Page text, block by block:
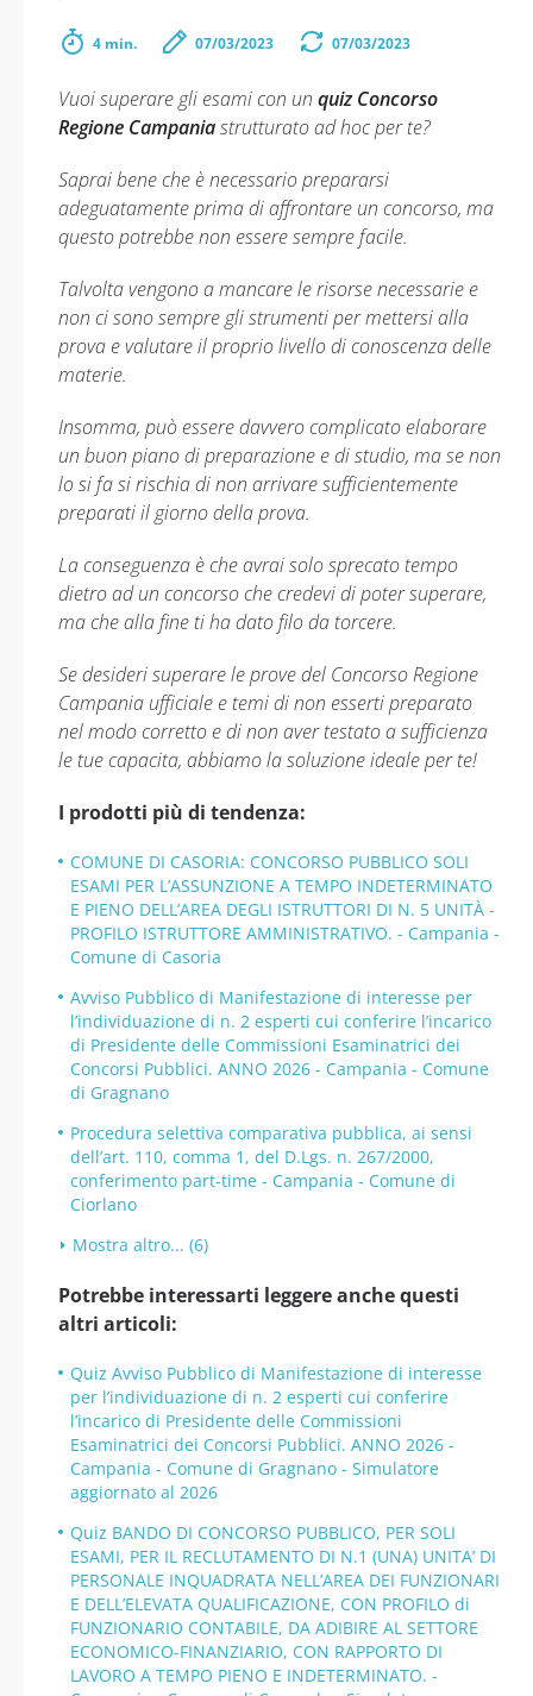
4 min. 07/03/2023 07/03/2023
Vuoi superare gli esami con un quiz Concorso
Regione Campaniastrutturato ad hoc per te?
Saprai bene che è necessario prepararsi
adeguatamente prima di affrontare un concorso, ma
questo potrebbe non essere sempre facile.
Talvolta vengono a mancare le risorse necessarie e
non ci sono sempre gli strumenti per mettersi alla
prova e valutare il proprio livello di conoscenza delle
materie.
Insomma, può essere davvero complicato elaborare
un buon piano di preparazione e di studio, ma se non
lo si fa si rischia di non arrivare sufficientemente
preparati il giorno della prova.
La conseguenza è che avrai solo sprecato tempo
dietro ad un concorso che credevi di poter superare,
ma che alla fine ti ha dato filo da torcere.
Se desideri superare le prove del Concorso Regione
Campania ufficiale e temi di non esserti preparato
nel modo corretto e di non aver testato a sufficienza
le tue capacita, abbiamo la soluzione ideale per te!
I prodotti più di tendenza:
COMUNE DI CASORIA: CONCORSO PUBBLICO SOLI
ESAMI PER L’ASSUNZIONE A TEMPO INDETERMINATO
E PIENO DELL’AREA DEGLI ISTRUTTORI DI N. 5 UNITÀ -
PROFILO ISTRUTTORE AMMINISTRATIVO. - Campania -
Comune di Casoria
Avviso Pubblico di Manifestazione di interesse per
l’individuazione di n. 2 esperti cui conferire l’incarico
di Presidente delle Commissioni Esaminatrici dei
Concorsi Pubblici. ANNO 2026 - Campania - Comune
di Gragnano
Procedura selettiva comparativa pubblica, ai sensi
dell’art. 110, comma 1, del D.Lgs. n. 267/2000,
conferimento part-time - Campania - Comune di
Ciorlano
Mostra altro... (6)
Potrebbe interessarti leggere anche questi
altri articoli:
Quiz Avviso Pubblico di Manifestazione di interesse
per l’individuazione di n. 2 esperti cui conferire
l’incarico di Presidente delle Commissioni
Esaminatrici dei Concorsi Pubblici. ANNO 2026 -
Campania - Comune di Gragnano - Simulatore
aggiornato al 2026
Quiz BANDO DI CONCORSO PUBBLICO, PER SOLI
ESAMI, PER IL RECLUTAMENTO DI N.1 (UNA) UNITA’ DI
PERSONALE INQUADRATA NELL’AREA DEI FUNZIONARI
E DELL’ELEVATA QUALIFICAZIONE, CON PROFILO di
FUNZIONARIO CONTABILE, DA ADIBIRE AL SETTORE
ECONOMICO-FINANZIARIO, CON RAPPORTO DI
LAVORO A TEMPO PIENO E INDETERMINATO. -